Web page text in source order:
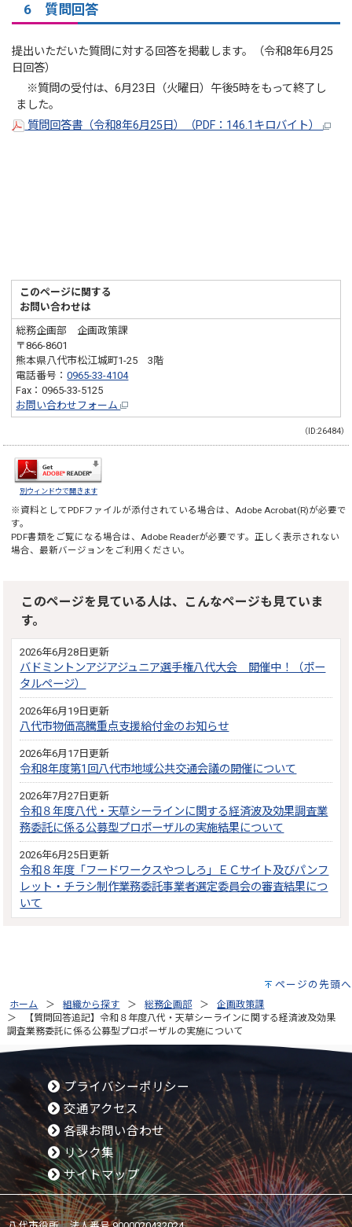
6 質問回答
提出いただいた質問に対する回答を掲載します。（令和8年6月25
日回答）
※質問の受付は、6月23日（火曜日）午後5時をもって終了し
ました。
質問回答書（令和8年6月25日）（PDF：146.1キロバイト）
このページに関する
お問い合わせは
総務企画部 企画政策課
〒866-8601
熊本県八代市松江城町1-25 3階
電話番号：0965-33-4104
Fax：0965-33-5125
お問い合わせフォーム
（ID:26484）
別ウィンドウで開きます
※資料としてPDFファイルが添付されている場合は、Adobe Acrobat(R)が必要で
す。
PDF書類をご覧になる場合は、Adobe Readerが必要です。正しく表示されない
場合、最新バージョンをご利用ください。
このページを見ている人は、こんなページも見ていま
す。
2026年6月28日更新
バドミントンアジアジュニア選手権八代大会 開催中！（ポー
タルページ）
2026年6月19日更新
八代市物価高騰重点支援給付金のお知らせ
2026年6月17日更新
令和8年度第1回八代市地域公共交通会議の開催について
2026年7月27日更新
令和８年度八代・天草シーラインに関する経済波及効果調査業
務委託に係る公募型プロポーザルの実施結果について
2026年6月25日更新
令和８年度「フードワークスやつしろ」ＥＣサイト及びパンフ
レット・チラシ制作業務委託事業者選定委員会の審査結果につ
いて
ページの先頭へ
ホーム 組織から探す 総務企画部
企画政策課
【質問回答追記】令和８年度八代・天草シーラインに関する経済波及効果
調査業務委託に係る公募型プロポーザルの実施について
プライバシーポリシー
交通アクセス
各課お問い合わせ
リンク集
サイトマップ